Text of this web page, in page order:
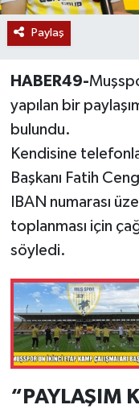
Paylaş
HABER49-
yapılan bir
bulundu.
Kendisine
Başkanı Fatih
IBAN numarası
toplanması için
söyledi.
“PAYLAŞIM
Hasköy
Bulanık
Malazgirt
Varto